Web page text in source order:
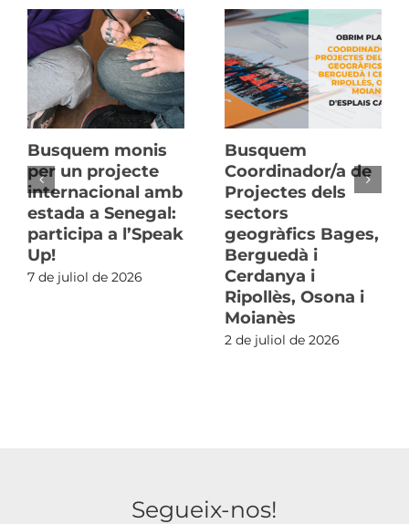
Busquem monis
per un projecte
internacional amb
estada a Senegal:
participa a l’Speak
Up!
7 de juliol de 2026
Busquem
Coordinador/a de
Projectes dels
sectors
geogràfics Bages,
Berguedà i
Cerdanya i
Ripollès, Osona i
Moianès
2 de juliol de 2026
Segueix-nos!